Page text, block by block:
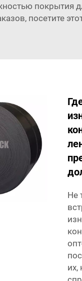
покрытия
посетите
Не
их,